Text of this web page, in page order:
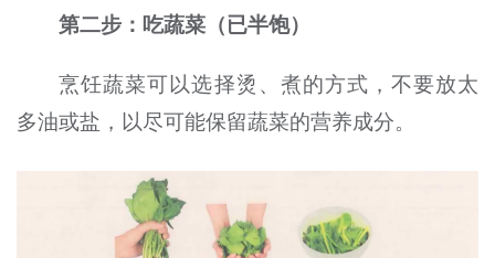
第二步：吃蔬菜（已半饱）
烹饪蔬菜可以选择烫、煮的方式，不要放太
多油或盐，以尽可能保留蔬菜的营养成分。